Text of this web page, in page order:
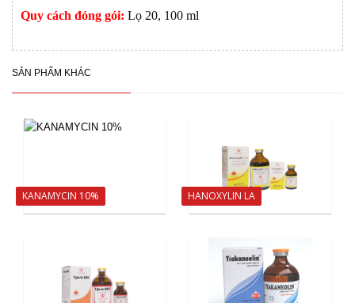
Quy cách đóng gói: Lọ 20, 100 ml
SẢN PHẨM KHÁC
KANAMYCIN 10% HANOXYLIN LA